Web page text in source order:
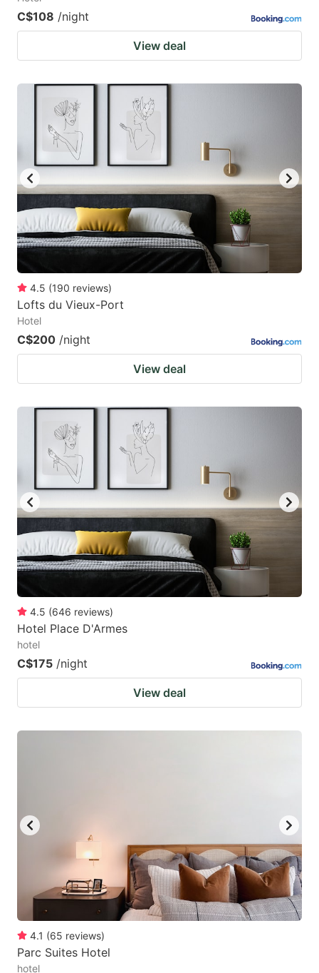
C$108 /night
View deal
4.5 (190 reviews)
Lofts du Vieux-Port
Hotel
C$200 /night
View deal
4.5 (646 reviews)
Hotel Place D'Armes
hotel
C$175 /night
View deal
4.1 (65 reviews)
Parc Suites Hotel
hotel